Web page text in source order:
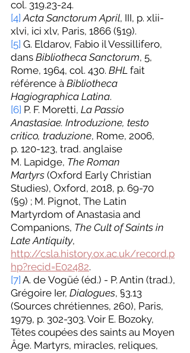
col. 319.23-24.
[4] Acta Sanctorum April, III, p. xlii-
xlvi, ici xlv, Paris, 1866 (§19).
[5] G. Eldarov, Fabio il Vessillifero,
dans Bibliotheca Sanctorum, 5,
Rome, 1964, col. 430. BHL fait
référence à Bibliotheca
Hagiographica Latina.
[6] P. F. Moretti, La Passio
Anastasiae. Introduzione, testo
critico, traduzione, Rome, 2006,
p. 120-123, trad. anglaise
M. Lapidge, The Roman
Martyrs (Oxford Early Christian
Studies), Oxford, 2018, p. 69-70
(§9) ; M. Pignot, The Latin
Martyrdom of Anastasia and
Companions, The Cult of Saints in
Late Antiquity,
http://csla.history.ox.ac.uk/record.p
hp?recid=E02482.
[7] A. de Vogüé (éd.) - P. Antin (trad.),
Grégoire Ier, Dialogues, §3.13
(Sources chrétiennes, 260), Paris,
1979, p. 302-303. Voir E. Bozoky,
Têtes coupées des saints au Moyen
Âge. Martyrs, miracles, reliques,